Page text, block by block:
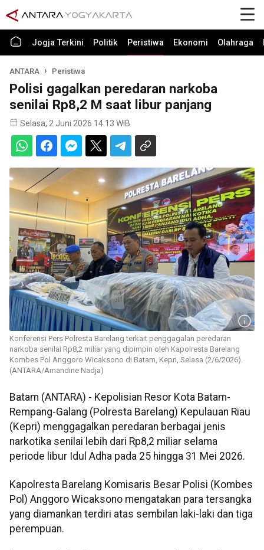
Jogja Terkini Politik Peristiwa Ekonomi Olahraga
ANTARA Peristiwa
Polisi gagalkan peredaran narkoba
senilai Rp8,2 M saat libur panjang
Selasa, 2 Juni 2026 14:13 WIB
Konferensi Pers Polresta Barelang terkait penggagalan peredaran
narkoba senilai Rp8,2 miliar yang dipimpin oleh Kapolresta Barelang
Kombes Pol Anggoro Wicaksono di Batam, Kepri, Selasa (2/6/2026).
(ANTARA/Amandine Nadja)
Batam (ANTARA) - Kepolisian Resor Kota Batam-
Rempang-Galang (Polresta Barelang) Kepulauan Riau
(Kepri) menggagalkan peredaran berbagai jenis
narkotika senilai lebih dari Rp8,2 miliar selama
periode libur Idul Adha pada 25 hingga 31 Mei 2026.
Kapolresta Barelang Komisaris Besar Polisi (Kombes
Pol) Anggoro Wicaksono mengatakan para tersangka
yang diamankan terdiri atas sembilan laki-laki dan tiga
perempuan.